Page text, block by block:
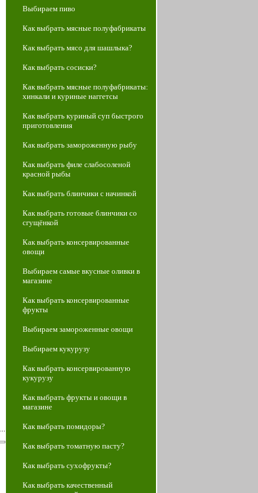
Выбираем пиво
Как выбрать мясные полуфабрикаты
Как выбрать мясо для шашлыка?
Как выбрать сосиски?
Как выбрать мясные полуфабрикаты:
хинкали и куриные наггетсы
Как выбрать куриный суп быстрого
приготовления
Как выбрать замороженную рыбу
Как выбрать филе слабосоленой
красной рыбы
Как выбрать блинчики с начинкой
Как выбрать готовые блинчики со
сгущёнкой
Как выбрать консервированные
овощи
Выбираем самые вкусные оливки в
магазине
Как выбрать консервированные
фрукты
Выбираем замороженные овощи
Выбираем кукурузу
Как выбрать консервированную
кукурузу
Как выбрать фрукты и овощи в
магазине
Как выбрать помидоры?
Как выбрать томатную пасту?
Как выбрать сухофрукты?
Как выбрать качественный